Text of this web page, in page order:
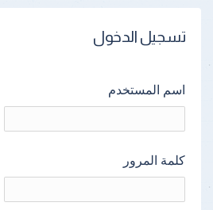
تسجيل الدخول
اسم المستخدم
كلمة المرور